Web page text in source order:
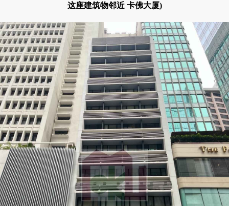
这座建筑物邻近 卡佛大厦)